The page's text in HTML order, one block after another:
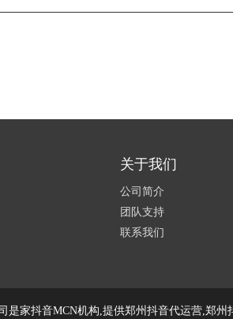
关于我们
公司简介
团队支持
联系我们
是家抖音MCN机构,提供郑州抖音代运营,郑州